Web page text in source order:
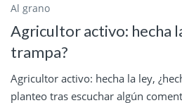
Al grano
Agricultor activo: hecha
trampa?
Agricultor activo: hecha la ley,
planteo tras escuchar algún